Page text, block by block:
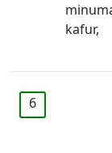
kafur,
6